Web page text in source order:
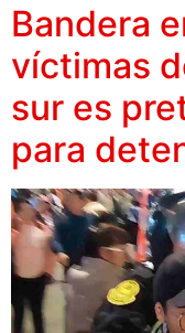
Bandera
víctimas
sur es
para